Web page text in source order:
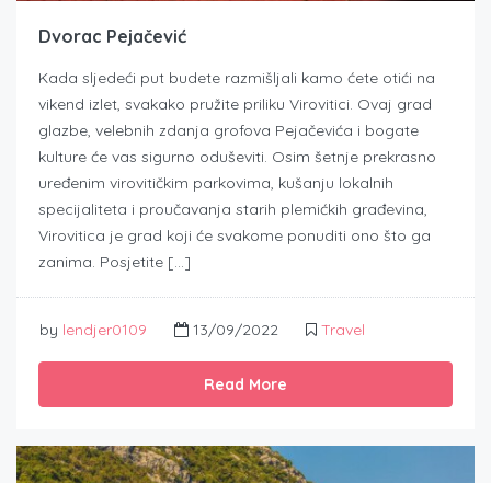
Dvorac Pejačević
Kada sljedeći put budete razmišljali kamo ćete otići na
vikend izlet, svakako pružite priliku Virovitici. Ovaj grad
glazbe, velebnih zdanja grofova Pejačevića i bogate
kulture će vas sigurno oduševiti. Osim šetnje prekrasno
uređenim virovitičkim parkovima, kušanju lokalnih
specijaliteta i proučavanja starih plemićkih građevina,
Virovitica je grad koji će svakome ponuditi ono što ga
zanima. Posjetite […]
by lendjer0109 13/09/2022 Travel
Read More